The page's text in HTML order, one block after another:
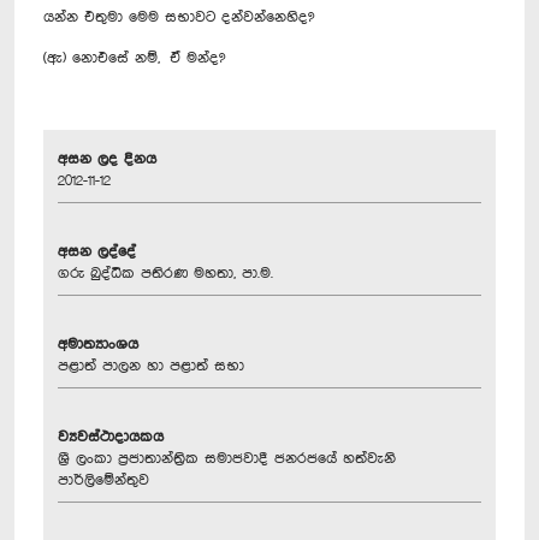
යන්න එතුමා මෙම සභාවට දන්වන්නෙහිද?
(ඇ) නොඑසේ නම්, ඒ මන්ද?
අසන ලද දිනය
2012-11-12
අසන ලද්දේ
ගරු බුද්ධික පතිරණ මහතා, පා.ම.
අමාත්‍යාංශය
පළාත් පාලන හා පළාත් සභා
ව්‍යවස්ථාදායකය
ශ්‍රී ලංකා ප්‍රජාතාන්ත්‍රික සමාජවාදී ජනරජයේ හත්වැනි
පාර්ලිමේන්තුව